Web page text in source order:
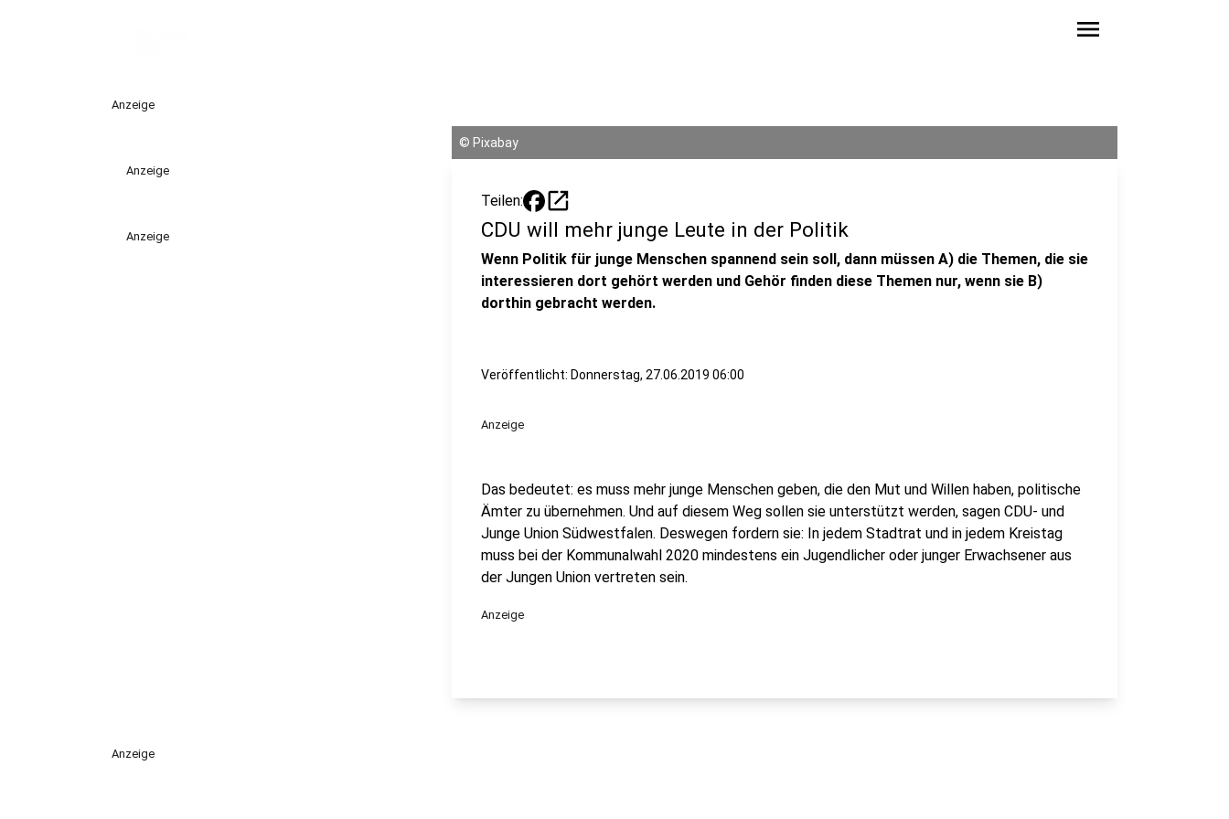
menu
Anzeige
Anzeige
Anzeige
© Pixabay
Teilen: open_in_new
CDU will mehr junge Leute in der Politik
Wenn Politik für junge Menschen spannend sein soll, dann müssen A) die Themen, die sie
interessieren dort gehört werden und Gehör finden diese Themen nur, wenn sie B)
dorthin gebracht werden.
Veröffentlicht: Donnerstag, 27.06.2019 06:00
Anzeige
Das bedeutet: es muss mehr junge Menschen geben, die den Mut und Willen haben, politische
Ämter zu übernehmen. Und auf diesem Weg sollen sie unterstützt werden, sagen CDU- und
Junge Union Südwestfalen. Deswegen fordern sie: In jedem Stadtrat und in jedem Kreistag
muss bei der Kommunalwahl 2020 mindestens ein Jugendlicher oder junger Erwachsener aus
der Jungen Union vertreten sein.
Anzeige
Anzeige